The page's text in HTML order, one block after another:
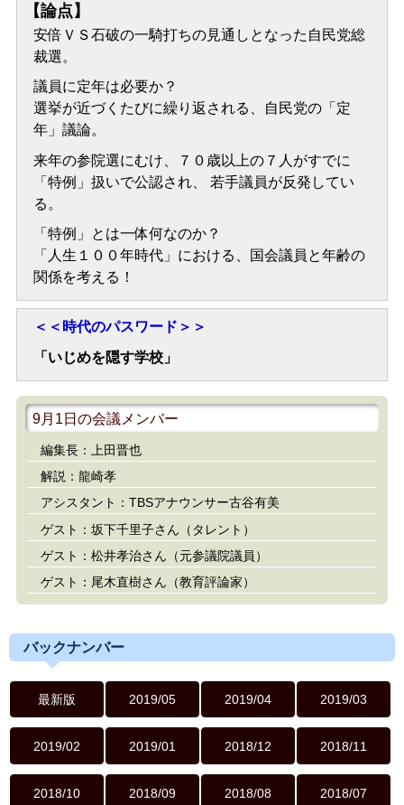
【論点】
安倍ＶＳ石破の一騎打ちの見通しとなった自民党総
裁選。
議員に定年は必要か？
選挙が近づくたびに繰り返される、自民党の「定
年」議論。
来年の参院選にむけ、７０歳以上の７人がすでに
「特例」扱いで公認され、 若手議員が反発してい
る。
「特例」とは一体何なのか？
「人生１００年時代」における、国会議員と年齢の
関係を考える！
＜＜時代のパスワード＞＞
「いじめを隠す学校」
9月1日の会議メンバー
編集長：上田晋也
解説：龍崎孝
アシスタント：TBSアナウンサー古谷有美
ゲスト：坂下千里子さん（タレント）
ゲスト：松井孝治さん（元参議院議員）
ゲスト：尾木直樹さん（教育評論家）
バックナンバー
最新版 2019/05 2019/04 2019/03
2019/02 2019/01 2018/12 2018/11
2018/10 2018/09 2018/08 2018/07